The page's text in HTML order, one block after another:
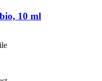
10 ml